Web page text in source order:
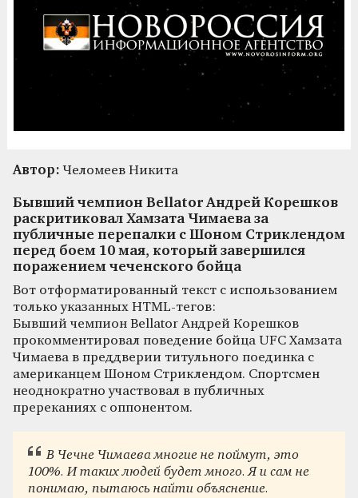
Автор: Челомеев Никита
Бывший чемпион Bellator Андрей Корешков
раскритиковал Хамзата Чимаева за
публичные перепалки с Шоном Стриклендом
перед боем 10 мая, который завершился
поражением чеченского бойца
Вот отформатированный текст с использованием
только указанных HTML-тегов:
Бывший чемпион Bellator Андрей Корешков
прокомментировал поведение бойца UFC Хамзата
Чимаева в преддверии титульного поединка с
американцем Шоном Стриклендом. Спортсмен
неоднократно участвовал в публичных
пререканиях с оппонентом.
В Чечне Чимаева многие не поймут, это
100%. И таких людей будет много. Я и сам не
понимаю, пытаюсь найти объяснение.